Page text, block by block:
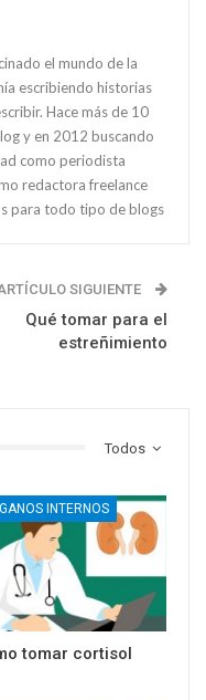
el mundo de la
escribiendo historias
Hace más de 10
y en 2012 buscando
como periodista
redactora freelance
para todo tipo de blogs
SIGUIENTE
Qué tomar para el
estreñimiento
Todos
INTERNOS
tomar cortisol